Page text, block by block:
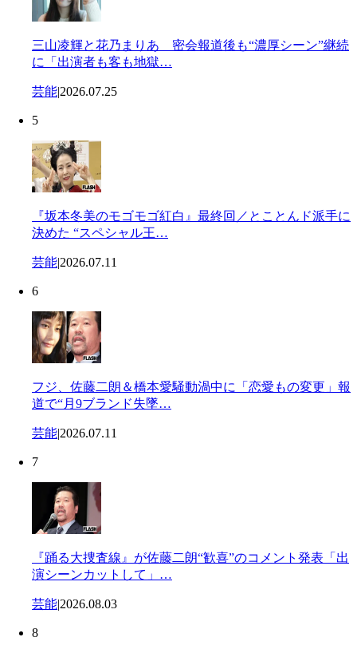
三山凌輝と花乃まりあ 密会報道後も“濃厚シーン”継続
に「出演者も客も地獄…
芸能|2026.07.25
5
『坂本冬美のモゴモゴ紅白』最終回／とことんド派手に
決めた “スペシャル王…
芸能|2026.07.11
6
フジ、佐藤二朗＆橋本愛騒動渦中に「恋愛もの変更」報
道で“月9ブランド失墜…
芸能|2026.07.11
7
『踊る大捜査線』が佐藤二朗“歓喜”のコメント発表「出
演シーンカットして」…
芸能|2026.08.03
8